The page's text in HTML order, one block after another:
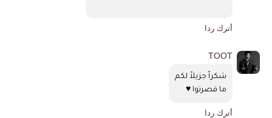
أترك ردا
TOOT
شكراً جزيلاً لكم
ما قصرتوا ♥️
أترك ردا